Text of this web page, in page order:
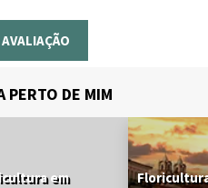
PERTO DE MIM
em